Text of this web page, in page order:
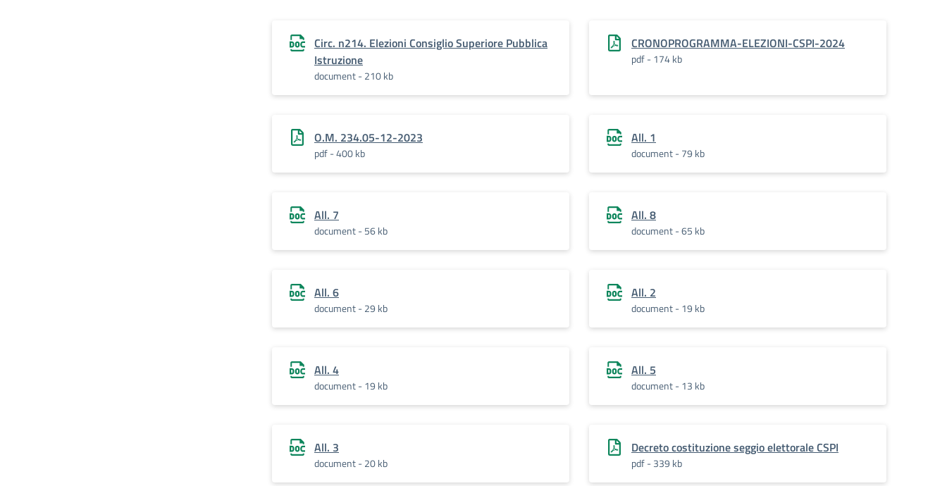
Circ. n214. Elezioni Consiglio Superiore Pubblica
Istruzione
document - 210 kb
CRONOPROGRAMMA-ELEZIONI-CSPI-2024
pdf - 174 kb
O.M. 234.05-12-2023
pdf - 400 kb
All. 1
document - 79 kb
All. 7
document - 56 kb
All. 8
document - 65 kb
All. 6
document - 29 kb
All. 2
document - 19 kb
All. 4
document - 19 kb
All. 5
document - 13 kb
All. 3
document - 20 kb
Decreto costituzione seggio elettorale CSPI
pdf - 339 kb